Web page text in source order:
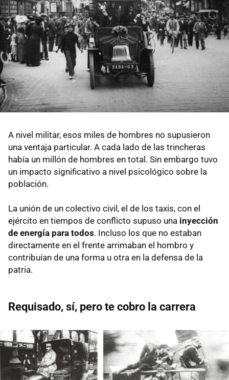
A nivel militar, esos miles de hombres no supusieron
una ventaja particular. A cada lado de las trincheras
había un millón de hombres en total. Sin embargo tuvo
un impacto significativo a nivel psicológico sobre la
población.
La unión de un colectivo civil, el de los taxis, con el
ejército en tiempos de conflicto supuso una inyección
de energía para todos. Incluso los que no estaban
directamente en el frente arrimaban el hombro y
contribuían de una forma u otra en la defensa de la
patria.
Requisado, sí, pero te cobro la carrera